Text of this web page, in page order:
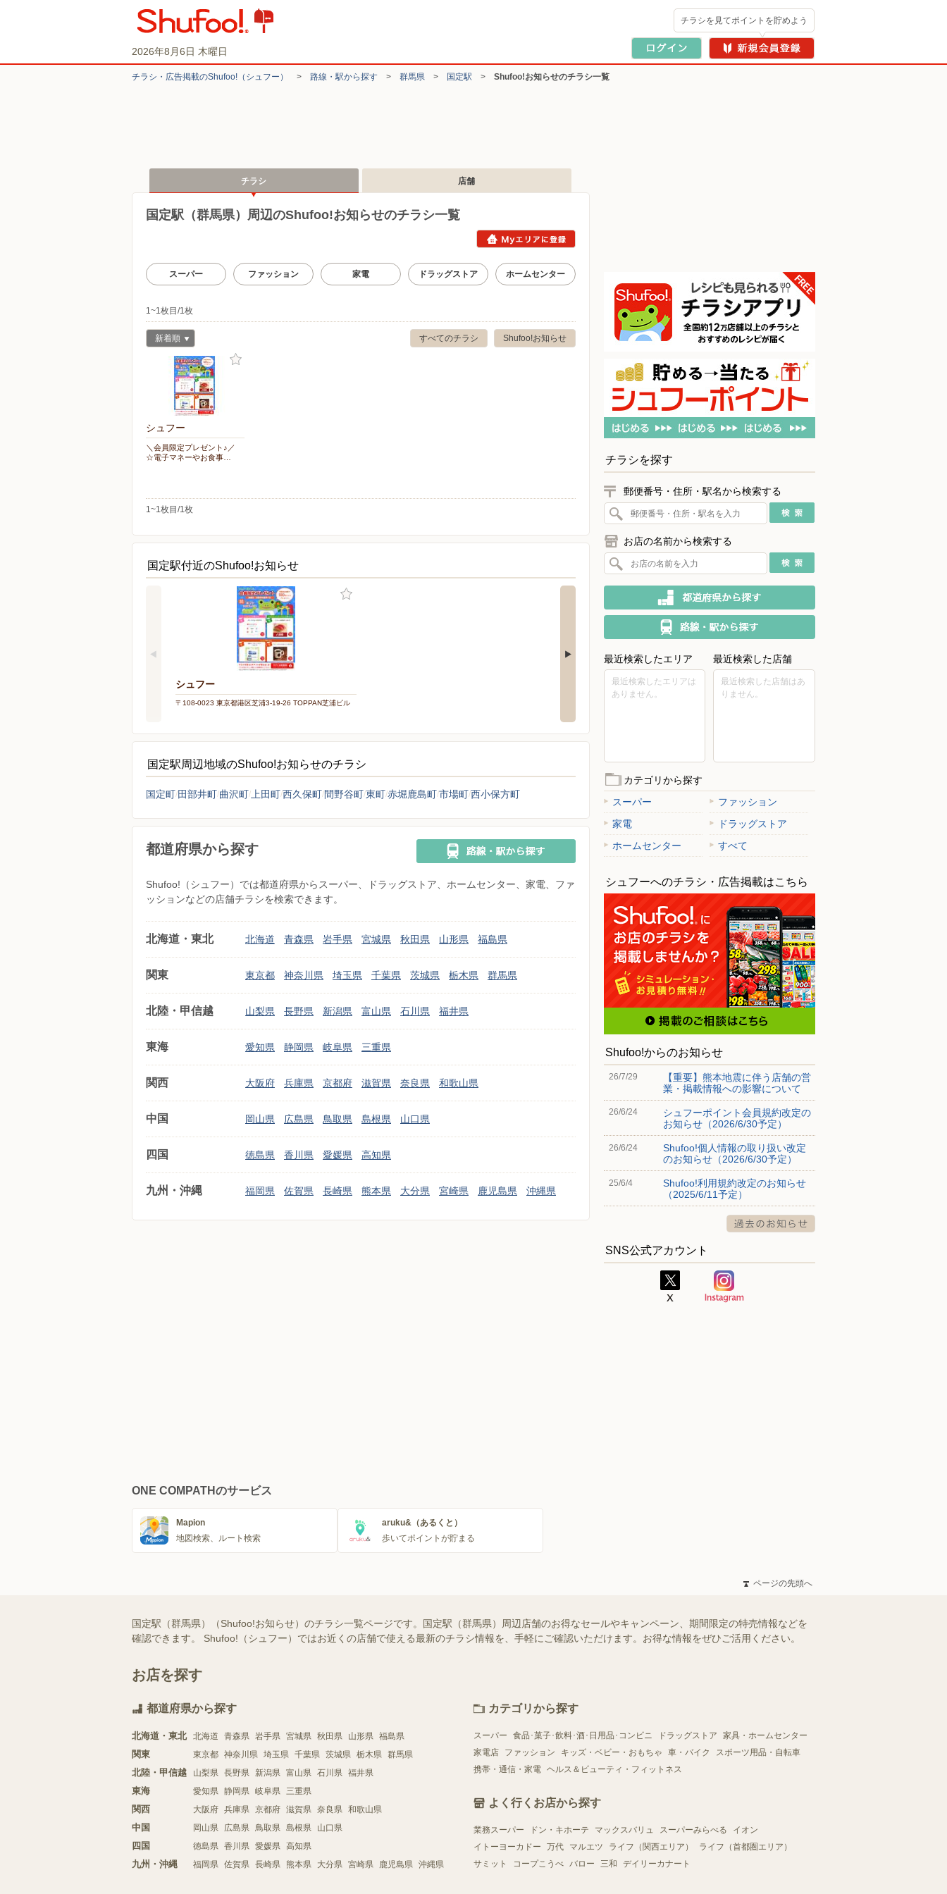
2026年8月6日 木曜日
チラシを見てポイントを貯めよう
チラシ・​広告掲載の​Shufoo!​（シュフー） > 路線・駅から探す > 群馬県 > 国定駅 > Shufoo!お知らせのチラシ一覧
チラシ 店舗
国定駅（群馬県）周辺のShufoo!お知らせのチラシ一覧
スーパー ファッション 家電 ドラッグストア ホームセンター
1~1枚目/1枚
Shufoo!お知らせ
すべてのチラシ
新着順
シュフー
＼会員限定プレゼント♪／
☆電子マネーやお食事…
1~1枚目/1枚
国定駅付近のShufoo!お知らせ
シュフー
〒108-0023 東京都港区芝浦3-19-26 TOPPAN芝浦ビル
国定駅周辺地域のShufoo!お知らせのチラシ
国定町 田部井町 曲沢町 上田町西久保町 間野谷町東町赤堀鹿島町市場町西小保方町
都道府県から探す
Shufoo!（シュフー）では都道府県からスーパー、ドラッグストア、ホームセンター、家電、ファ
ッションなどの店舗チラシを検索できます。
北海道・東北 北海道 青森県 岩手県 宮城県 秋田県 山形県 福島県
関東 東京都 神奈川県 埼玉県 千葉県 茨城県 栃木県 群馬県
北陸・甲信越 山梨県 長野県 新潟県 富山県 石川県 福井県
東海 愛知県 静岡県 岐阜県 三重県
関西 大阪府 兵庫県 京都府 滋賀県 奈良県 和歌山県
中国 岡山県 広島県 鳥取県 島根県 山口県
四国 徳島県 香川県 愛媛県 高知県
九州・沖縄 福岡県 佐賀県 長崎県 熊本県 大分県 宮崎県 鹿児島県 沖縄県
チラシを探す
郵便番号・住所・駅名から検索する
お店の名前から検索する
最近検索したエリア
最近検索したエリアは
ありません。
最近検索した店舗
最近検索した店舗はあ
りません。
カテゴリから探す
スーパー
ファッション
家電
ドラッグストア
ホームセンター
すべて
シュフーへのチラシ・広告掲載はこちら
Shufoo!からのお知らせ
26/7/29
【重要】熊本地震に伴う店舗の営
業・掲載情報への影響について
26/6/24
シュフーポイント会員規約改定の
お知らせ（2026/6/30予定）
26/6/24
Shufoo!個人情報の取り扱い改定
のお知らせ（2026/6/30予定）
25/6/4
Shufoo!利用規約改定のお知らせ
（2025/6/11予定）
SNS公式アカウント
ONE COMPATHのサービス
Mapion
地図検索、ルート検索
aruku&（あるくと）
歩いてポイントが貯まる
ページの先頭へ
国定駅（群馬県）（Shufoo!お知らせ）のチラシ一覧ページです。国定駅（群馬県）周辺店舗のお得なセールやキャンペーン、期間限定の特売情報などを
確認できます。 Shufoo!（シュフー）ではお近くの店舗で使える最新のチラシ情報を、手軽にご確認いただけます。お得な情報をぜひご活用ください。
お店を探す
都道府県から探す
北海道・東北 北海道 青森県 岩手県 宮城県 秋田県 山形県 福島県
関東 東京都 神奈川県 埼玉県 千葉県 茨城県 栃木県 群馬県
北陸・甲信越 山梨県 長野県 新潟県 富山県 石川県 福井県
東海 愛知県 静岡県 岐阜県 三重県
関西 大阪府 兵庫県 京都府 滋賀県 奈良県 和歌山県
中国 岡山県 広島県 鳥取県 島根県 山口県
四国 徳島県 香川県 愛媛県 高知県
九州・沖縄 福岡県 佐賀県 長崎県 熊本県 大分県 宮崎県 鹿児島県 沖縄県
カテゴリから探す
スーパー 食品･菓子･飲料･酒･日用品･コンビニ ドラッグストア
家具・ホームセンター
家電店
ファッション キッズ・ベビー・おもちゃ 車・バイク
スポーツ用品・自転車
携帯・通信・家電 ヘルス＆ビューティ・フィットネス
よく行くお店から探す
業務スーパー ドン・キホーテ マックスバリュ スーパーみらべる
イオン
イトーヨーカドー
万代 マルエツ ライフ（関西エリア）
ライフ（首都圏エリア）
サミット
コープこうべ バロー 三和 デイリーカナート